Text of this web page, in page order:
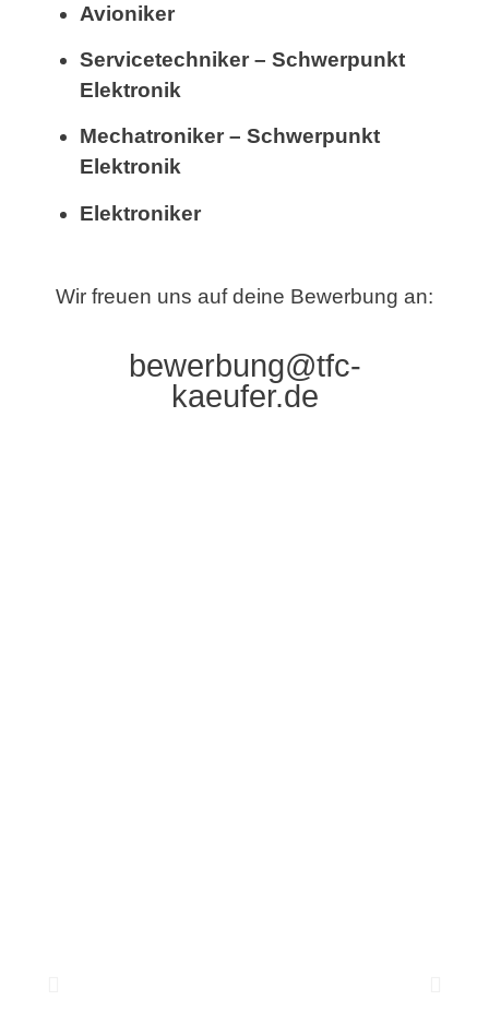
Avioniker
Servicetechniker – Schwerpunkt
Elektronik
Mechatroniker – Schwerpunkt
Elektronik
Elektroniker
Wir freuen uns auf deine Bewerbung an:
bewerbung@tfc-
kaeufer.de